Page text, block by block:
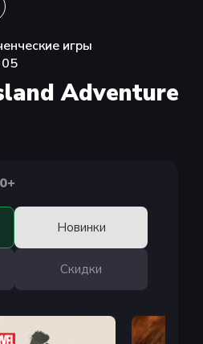
игры
Adventure
Новинки
Скидки